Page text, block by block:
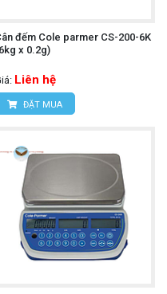
đếm Cole parmer CS-200-6K
x 0.2g)
Liên hệ
ĐẶT MUA